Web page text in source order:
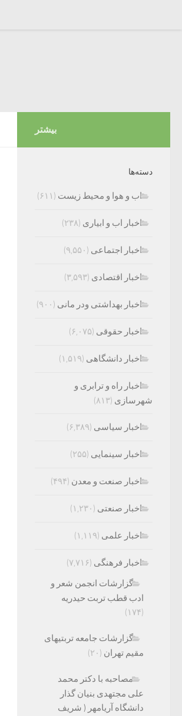
بیشتر
دسته‌ها
اب و هوا و محیط زیست (۶۱۱)
اخبار اب و ابیاری (۲۳۸)
اخبار اجتماعی (۹,۵۵۰)
اخبار اقتصادی (۳,۵۹۳)
اخبار بهداشتی ودر مانی (۹۰۰)
اخبار حقوقی (۶,۰۷۵)
اخبار دانشگاهی (۱,۵۱۹)
اخبار راه و ترابری و
شهرسازی (۸۱۳)
اخبار سیاسی (۶,۳۸۹)
اخبار سینمایی (۲۵۵)
اخبار صنعت و معدن (۴۹۴)
اخبار صنعتی (۱,۲۳۰)
اخبار علمی (۱,۱۱۹)
اخبار فرهنگی (۷,۷۱۶)
گزارشات انجمن شعر و
ادب قطب تربت حیدریه
(۱۷۴)
گزارشات جامعه تربتیهای
مقیم تهران (۲۰)
مصاحبه با دکتر محمد
علی مجتهدی بنیان گذار
دانشگاه آریامهر ( شریف